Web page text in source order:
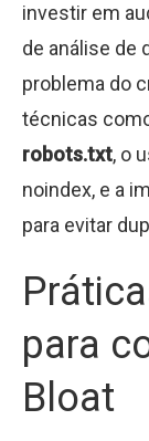
investir em
de análise de
problema do
técnicas
robots.txt, o
noindex, e a
para evitar
para
Bloat